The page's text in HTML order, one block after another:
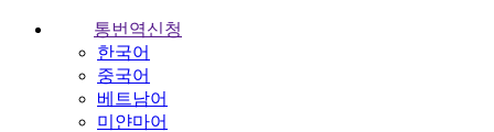
통번역신청
한국어
중국어
베트남어
미얀마어